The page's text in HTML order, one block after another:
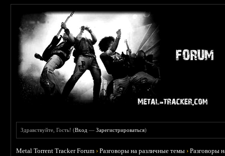
Здравствуйте, Гость! (Вход —Зарегистрироваться)
Metal Torrent Tracker Forum ›Разговоры на различные темы ›Разговоры